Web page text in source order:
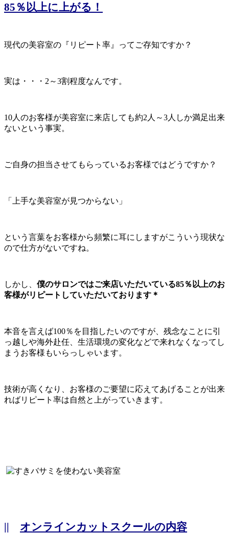
85％以上に上がる！
現代の美容室の『リピート率』ってご存知ですか？
実は・・・2～3割程度なんです。
10人のお客様が美容室に来店しても約2人～3人しか満足出来
ないという事実。
ご自身の担当させてもらっているお客様ではどうですか？
「上手な美容室が見つからない」
という言葉をお客様から頻繁に耳にしますがこういう現状な
ので仕方がないですね。
しかし、 僕のサロンではご来店いただいている85％以上のお
客様がリピートしていただいております＊
本音を言えば100％を目指したいのですが、残念なことに引
っ越しや海外赴任、生活環境の変化などで来れなくなってし
まうお客様もいらっしゃいます。
技術が高くなり、お客様のご要望に応えてあげることが出来
ればリピート率は自然と上がっていきます。
|| オンラインカットスクールの内容